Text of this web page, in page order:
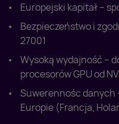
Europejski kapitał –
Bezpieczeństwo i
27001
Wysoką wydajność –
procesorów GPU od
Suwerennośc danych
Europie (Francja,